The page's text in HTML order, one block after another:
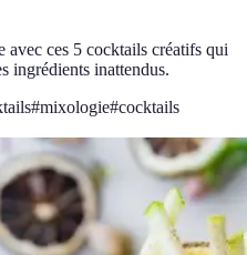
avec ces 5 cocktails créatifs qui
ingrédients inattendus.
#mixologie#cocktails